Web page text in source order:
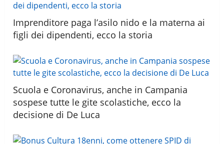
Imprenditore paga l’asilo nido e la materna ai
figli dei dipendenti, ecco la storia
Scuola e Coronavirus, anche in Campania
sospese tutte le gite scolastiche, ecco la
decisione di De Luca